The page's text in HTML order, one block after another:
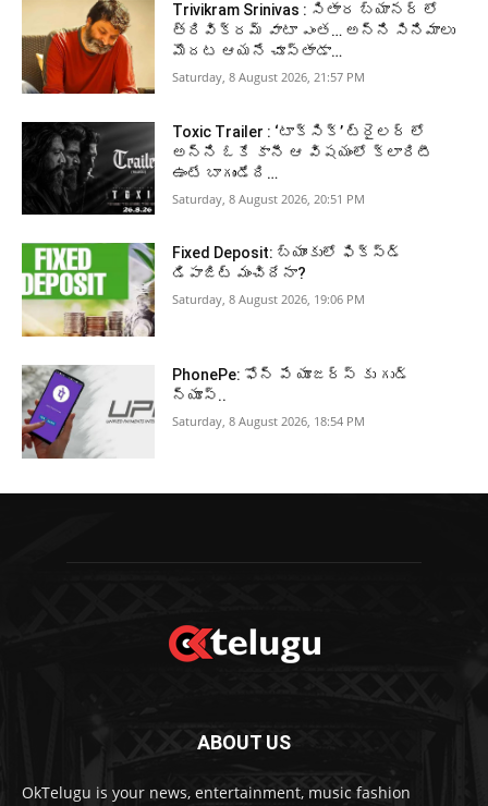
Trivikram Srinivas : సితార బ్యానర్ లో
త్రివిక్రమ్ వాటా ఎంత… అన్ని సినిమాలు
మొదట ఆయనే చూస్తాడా…
Saturday, 8 August 2026, 21:57 PM
Toxic Trailer : ‘టాక్సిక్’ ట్రైలర్ లో
అన్ని ఓకే కానీ ఆ విషయంలో క్లారిటీ
ఉంటే బాగుండేది…
Saturday, 8 August 2026, 20:51 PM
Fixed Deposit: బ్యాంకులో ఫిక్స్డ్
డిపాజిట్ మంచిదేనా?
Saturday, 8 August 2026, 19:06 PM
PhonePe: ఫోన్ పే యూజర్స్ కు గుడ్
న్యూస్..
Saturday, 8 August 2026, 18:54 PM
ABOUT US
OkTelugu is your news, entertainment, music fashion